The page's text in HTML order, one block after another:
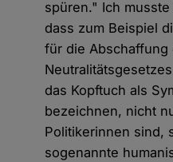
spüren." Ich
dass zum Beispiel
für die Abschaffung
das Kopftuch als
bezeichnen, nicht
Politikerinnen sind,
sogenannte